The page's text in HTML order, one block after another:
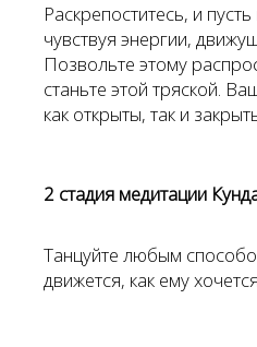
Раскрепоститесь, и
чувствуя энергии,
Позвольте этому
станьте этой тряской.
как открыты, так и
2 стадия медитации
Танцуйте любым
движется, как ему